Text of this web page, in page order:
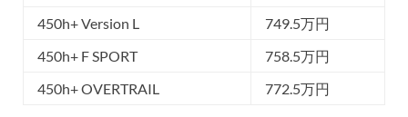
450h+ Version L
749.5万円
450h+ F SPORT
758.5万円
450h+ OVERTRAIL
772.5万円